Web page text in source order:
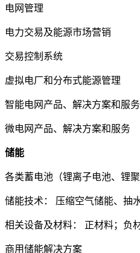
电网管理
电力交易及能源市场营销
交易控制系统
虚拟电厂和分布式能源管理
智能电网产品、解决方案和服务
微电网产品、解决方案和服务
储能
各类蓄电池（锂离子电池、锂
储能技术： 压缩空气储能、抽
相关设备及材料： 正材料；负
商用储能解决方案